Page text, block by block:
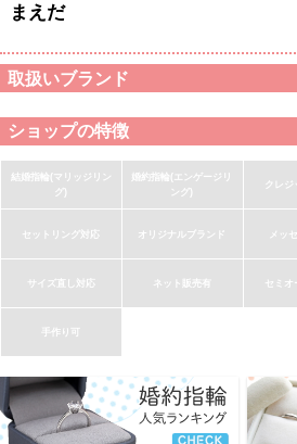
まえだ
取扱いブランド
ショップの特徴
結婚指輪(マリッジリン
グ)
婚約指輪(エンゲージリ
ング)
クレジ
セットリング対応 オリジナルブランド メッ
サイズ直し対応 ネット販売有 セミオ
手作り可